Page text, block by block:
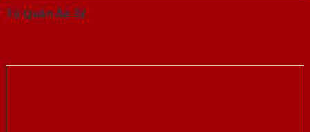
Tủ Quần Áo 33